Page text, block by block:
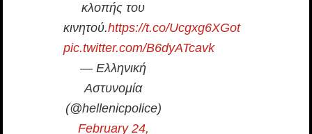
κλοπής του
κινητού.https://t.co/Ucgxg6XGot
pic.twitter.com/B6dyATcavk
— Ελληνική
Αστυνομία
(@hellenicpolice)
February 24,